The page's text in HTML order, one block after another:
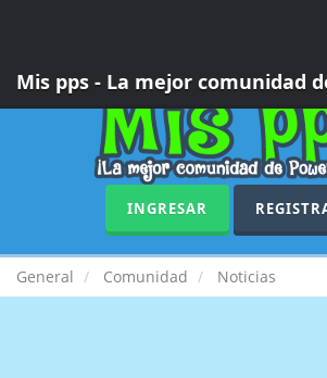
Mis pps - La mejor comunidad
INGRESAR
General Comunidad Noticias